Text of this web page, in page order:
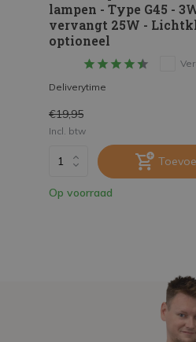
lampen - Type G45 -
vervangt 25W -
optioneel
Deliverytime
€19,95
Incl. btw
Op voorraad